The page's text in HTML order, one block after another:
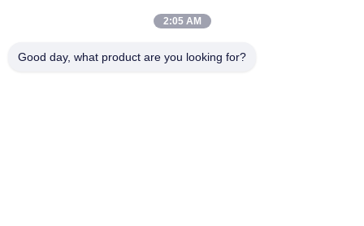
2:05 AM
Good day, what product are you looking for?